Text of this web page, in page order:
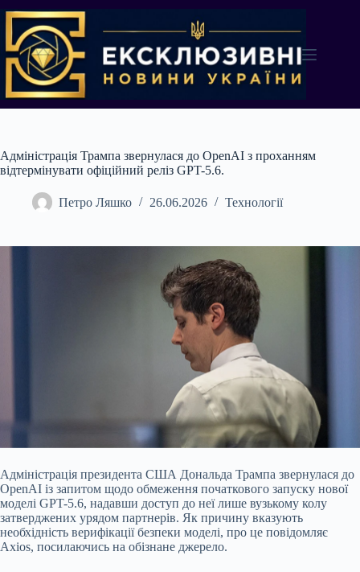
до
вмісту
Адміністрація Трампа звернулася до OpenAI з проханням
відтермінувати офіційний реліз GPT-5.6.
Петро Ляшко 26.06.2026 Технології
Адміністрація президента США Дональда Трампа звернулася до
OpenAI із запитом щодо обмеження початкового запуску нової
моделі GPT-5.6, надавши доступ до неї лише вузькому колу
затверджених урядом партнерів. Як причину вказують
необхідність верифікації безпеки моделі, про це повідомляє
Axios, посилаючись на обізнане джерело.